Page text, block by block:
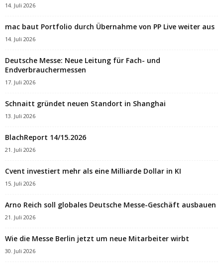
14. Juli 2026
mac baut Portfolio durch Übernahme von PP Live weiter aus
14. Juli 2026
Deutsche Messe: Neue Leitung für Fach- und
Endverbrauchermessen
17. Juli 2026
Schnaitt gründet neuen Standort in Shanghai
13. Juli 2026
BlachReport 14/15.2026
21. Juli 2026
Cvent investiert mehr als eine Milliarde Dollar in KI
15. Juli 2026
Arno Reich soll globales Deutsche Messe-Geschäft ausbauen
21. Juli 2026
Wie die Messe Berlin jetzt um neue Mitarbeiter wirbt
30. Juli 2026